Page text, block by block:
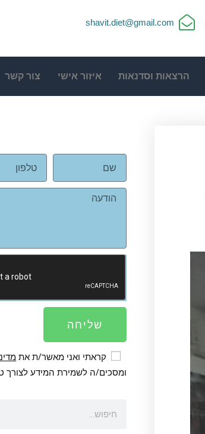
shavit.diet@gmail.com
הרצאות וסדנאות איזור אישי צור קשר
שליחה
קראתי ואני מאשר/ת את
ומסכים/ה לשמירת המידע לצורך